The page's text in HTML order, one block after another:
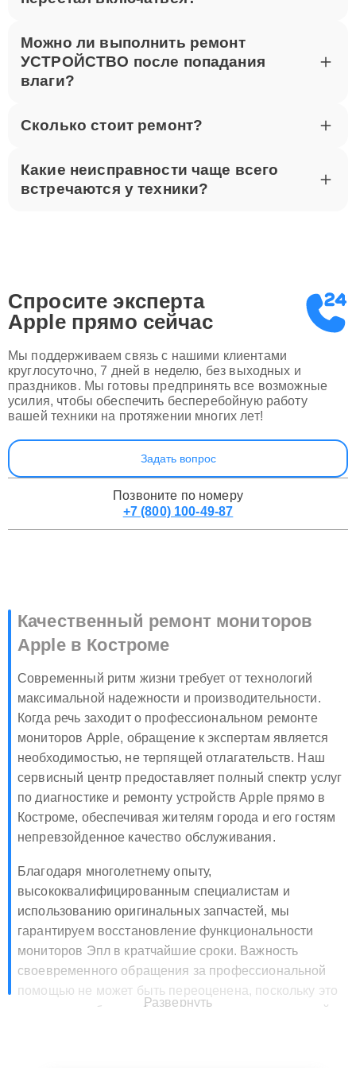
Можно ли выполнить ремонт
УСТРОЙСТВО после попадания
влаги?
Сколько стоит ремонт?
Какие неисправности чаще всего
встречаются у техники?
Спросите эксперта
Apple прямо сейчас
Мы поддерживаем связь с нашими клиентами
круглосуточно, 7 дней в неделю, без выходных и
праздников. Мы готовы предпринять все возможные
усилия, чтобы обеспечить бесперебойную работу
вашей техники на протяжении многих лет!
Задать вопрос
Позвоните по номеру
+7 (800) 100-49-87
Качественный ремонт мониторов
Apple в Костроме
Современный ритм жизни требует от технологий
максимальной надежности и производительности.
Когда речь заходит о профессиональном ремонте
мониторов Apple, обращение к экспертам является
необходимостью, не терпящей отлагательств. Наш
сервисный центр предоставляет полный спектр услуг
по диагностике и ремонту устройств Apple прямо в
Костроме, обеспечивая жителям города и его гостям
непревзойденное качество обслуживания.
Благодаря многолетнему опыту,
высококвалифицированным специалистам и
использованию оригинальных запчастей, мы
гарантируем восстановление функциональности
мониторов Эпл в кратчайшие сроки. Важность
своевременного обращения за профессиональной
помощью не может быть переоценена, поскольку это
позволяет избежать более серьезных повреждений и
Развернуть